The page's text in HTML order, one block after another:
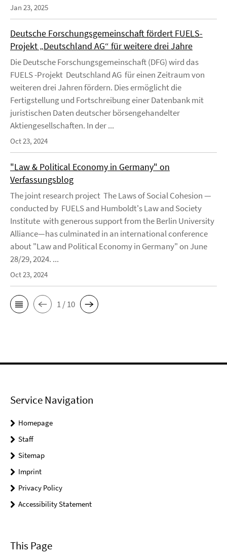
Jan 23, 2025
Deutsche Forschungsgemeinschaft fördert FUELS-
Projekt „Deutschland AG“ für weitere drei Jahre
Die Deutsche Forschungsgemeinschaft (DFG) wird das
FUELS -Projekt Deutschland AG für einen Zeitraum von
weiteren drei Jahren fördern. Dies ermöglicht die
Fertigstellung und Fortschreibung einer Datenbank mit
juristischen Daten deutscher börsengehandelter
Aktiengesellschaften. In der ...
Oct 23, 2024
"Law & Political Economy in Germany" on
Verfassungsblog
The joint research project The Laws of Social Cohesion —
conducted by FUELS and Humboldt's Law and Society
Institute with generous support from the Berlin University
Alliance—has culminated in an international conference
about "Law and Political Economy in Germany" on June
28/29, 2024. ...
Oct 23, 2024
1 / 10
Service Navigation
Homepage
Staff
Sitemap
Imprint
Privacy Policy
Accessibility Statement
This Page